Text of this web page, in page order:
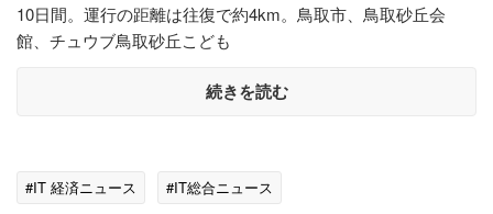
10日間。運行の距離は往復で約4km。鳥取市、鳥取砂丘会
館、チュウブ鳥取砂丘こども
続きを読む
#IT 経済ニュース #IT総合ニュース